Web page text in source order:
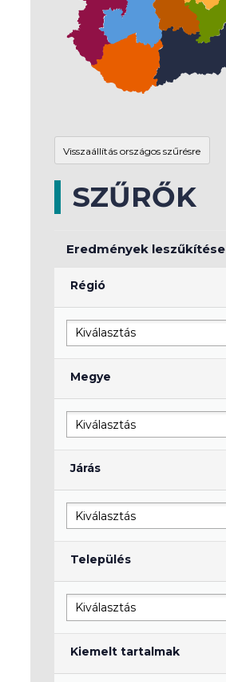
SZŰRŐK
Eredmények leszűkítése
Régió
Megye
Járás
Település
Kiemelt tartalmak